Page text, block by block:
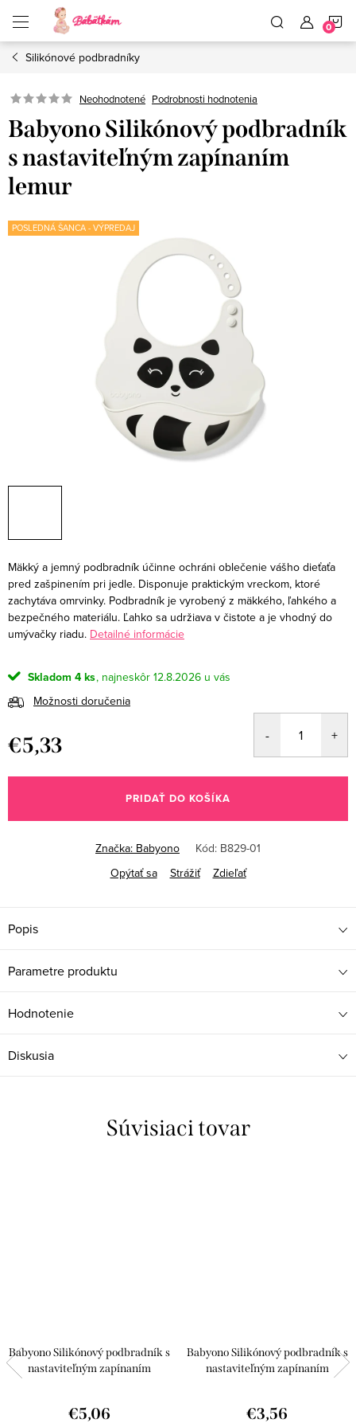
obsah
Silikónové podbradníky
Neohodnotené Podrobnosti hodnotenia
Babyono Silikónový podbradník
s nastaviteľným zapínaním
lemur
POSLEDNÁ ŠANCA - VÝPREDAJ
Mäkký a jemný podbradník účinne ochráni oblečenie vášho dieťaťa
pred zašpinením pri jedle. Disponuje praktickým vreckom, ktoré
zachytáva omrvinky. Podbradník je vyrobený z mäkkého, ľahkého a
bezpečného materiálu. Ľahko sa udržiava v čistote a je vhodný do
umývačky riadu. Detailné informácie
Skladom 4 ks
12.8.2026
Možnosti doručenia
€5,33
cena:
PRIDAŤ DO KOŠÍKA
Značka: Babyono Kód: B829-01
Opýtať sa
Strážiť Zdieľať
Popis
Parametre produktu
Hodnotenie
Diskusia
Súvisiaci tovar
Babyono Silikónový podbradník s
nastaviteľným zapínaním
€5,06
Babyono Silikónový podbradník s
nastaviteľným zapínaním
€3,56